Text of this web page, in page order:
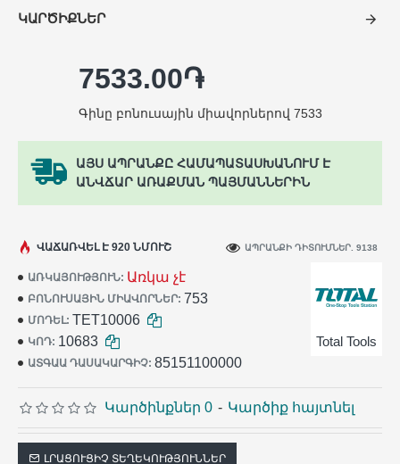
ԿԱՐԾԻՔՆԵՐ
ԱՅՍ ԱՊՐԱՆՔԸ ՀԱՄԱՊԱՏԱՍԽԱՆՈՒՄ Է
ԱՆՎՃԱՐ ԱՌԱՔՄԱՆ ՊԱՅՄԱՆՆԵՐԻՆ
ԱՌԿԱՅՈՒԹՅՈՒՆ: Առկա չէ
ԲՈՆՈՒՍԱՅԻՆ ՄԻԱՎՈՐՆԵՐ: 753
ՄՈԴԵԼ: TET10006
ԿՈԴ: 10683
ԱՏԳԱԱ ԴԱՍԱԿԱՐԳԻՉ: 85151100000
Total Tools
ՎԱՃԱՌՎԵԼ Է 920 ՆՄՈՒՇ ԱՊՐԱՆՔԻ ԴԻՏՈՒՄՆԵՐ. 9138
Կարծինքներ 0 - Կարծիք հայտնել
7533.00֏
Գինը բոնուսային միավորներով 7533
ԼՐԱՑՈՒՑԻՉ ՏԵՂԵԿՈՒԹՅՈՒՆՆԵՐ